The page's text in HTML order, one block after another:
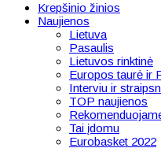
Krepšinio žinios
Naujienos
Lietuva
Pasaulis
Lietuvos rinktinė
Europos taurė ir
Interviu ir
TOP naujienos
Tai įdomu
Eurobasket 2022